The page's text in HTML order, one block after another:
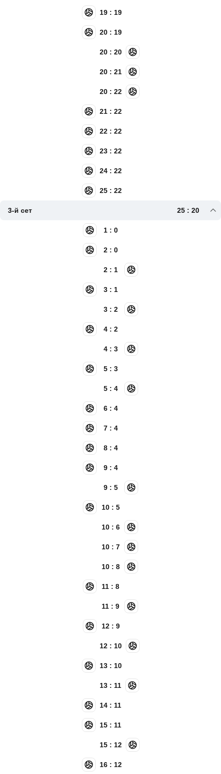
19 : 19
20 : 19
20 : 20
20 : 21
20 : 22
21 : 22
22 : 22
23 : 22
24 : 22
25 : 22
3-й сет 25 : 20
1 : 0
2 : 0
2 : 1
3 : 1
3 : 2
4 : 2
4 : 3
5 : 3
5 : 4
6 : 4
7 : 4
8 : 4
9 : 4
9 : 5
10 : 5
10 : 6
10 : 7
10 : 8
11 : 8
11 : 9
12 : 9
12 : 10
13 : 10
13 : 11
14 : 11
15 : 11
15 : 12
16 : 12